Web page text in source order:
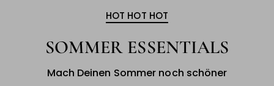
HOT HOT HOT
SOMMER ESSENTIALS
Mach Deinen Sommer noch schöner